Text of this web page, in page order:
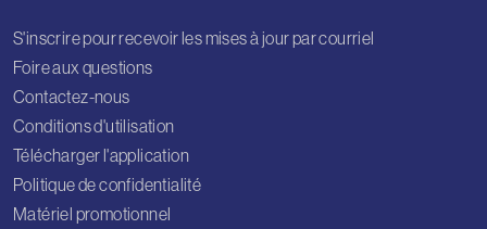
S'inscrire pour recevoir les mises à jour par courriel
Foire aux questions
Contactez-nous
Conditions d'utilisation
Télécharger l'application
Politique de confidentialité
Matériel promotionnel